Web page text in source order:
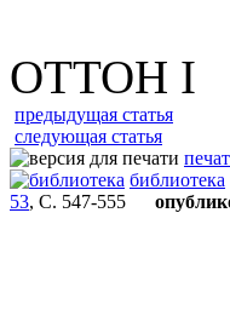
ОТТОН I
предыдущая статья
следующая статья
библиотека
53, С. 547-555